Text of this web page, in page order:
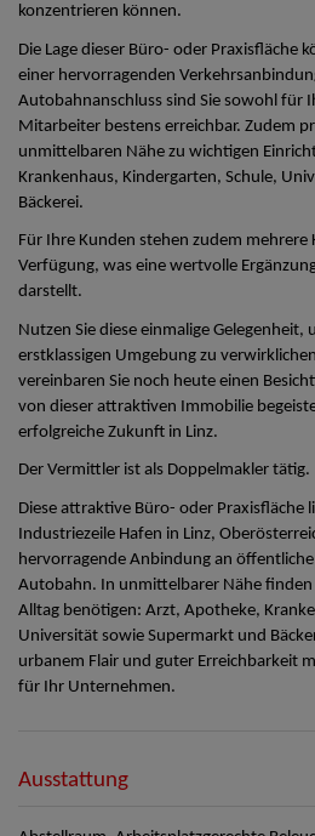
konzentrieren können.
Die Lage dieser Büro- oder Praxisfläche
einer hervorragenden
Autobahnanschluss sind Sie sowohl für
Mitarbeiter bestens erreichbar. Zudem
unmittelbaren Nähe zu wichtigen
Krankenhaus, Kindergarten, Schule,
Bäckerei.
Für Ihre Kunden stehen zudem
Verfügung, was eine wertvolle
darstellt.
Nutzen Sie diese einmalige Gelegenheit,
erstklassigen Umgebung zu
vereinbaren Sie noch heute einen
von dieser attraktiven Immobilie
erfolgreiche Zukunft in Linz.
Der Vermittler ist als Doppelmakler tätig.
Diese attraktive Büro- oder Praxisfläche
Industriezeile Hafen in Linz,
hervorragende Anbindung an
Autobahn. In unmittelbarer Nähe finden
Alltag benötigen: Arzt, Apotheke,
Universität sowie Supermarkt und
urbanem Flair und guter Erreichbarkeit
für Ihr Unternehmen.
Ausstattung